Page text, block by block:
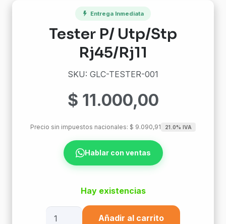
Entrega Inmediata
Tester P/ Utp/Stp
Rj45/Rj11
SKU: GLC-TESTER-001
$ 11.000,00
Precio sin impuestos nacionales: $ 9.090,91 21.0% IVA
Hablar con ventas
Hay existencias
Añadir al carrito